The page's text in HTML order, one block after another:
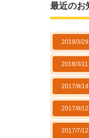
最近のお
2019/3/29
2018/3/11
2017/9/14
2017/9/12
2017/7/12